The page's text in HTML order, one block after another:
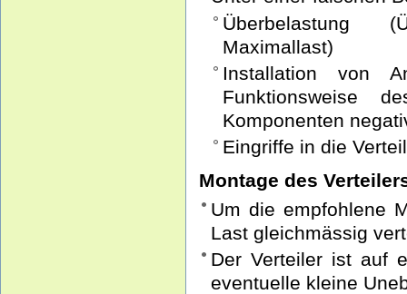
Überbelastung
Maximallast)
Installation von
Funktionsweise
Komponenten
Eingriffe in die
Montage des
Um die empfohlene
Last gleichmässig
Der Verteiler ist auf
eventuelle kleine